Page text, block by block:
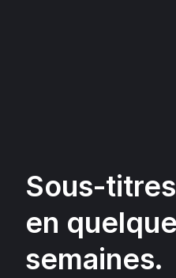
Sous-
en
semaines.